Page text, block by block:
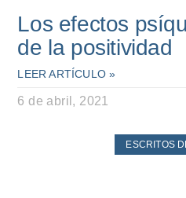
Los efectos
de la positividad
LEER ARTÍCULO »
6 de abril, 2021
ESCRITOS